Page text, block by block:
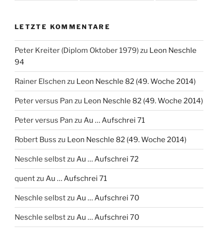
LETZTE KOMMENTARE
Peter Kreiter (Diplom Oktober 1979)zu Leon Neschle
94
Rainer Elschen zu Leon Neschle 82 (49. Woche 2014)
Peter versus Pan zu Leon Neschle 82 (49. Woche 2014)
Peter versus Pan zu Au … Aufschrei 71
Robert Buss zu Leon Neschle 82 (49. Woche 2014)
Neschle selbstzu Au … Aufschrei 72
quentzu Au … Aufschrei 71
Neschle selbstzu Au … Aufschrei 70
Neschle selbstzu Au … Aufschrei 70